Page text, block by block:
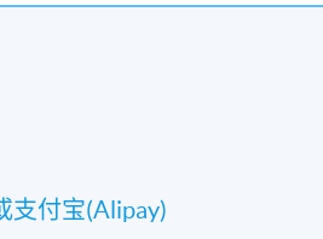
支付宝(Alipay)